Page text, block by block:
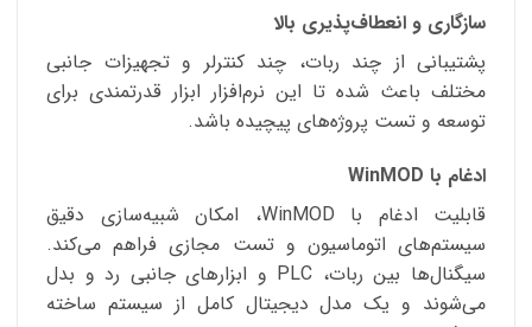
سازگاری و انعطاف‌پذیری بالا
پشتیبانی از چند ربات، چند کنترلر و تجهیزات جانبی
مختلف باعث شده تا این نرم‌افزار ابزار قدرتمندی برای
توسعه و تست پروژه‌های پیچیده باشد.
ادغام با WinMOD
قابلیت ادغام با WinMOD، امکان شبیه‌سازی دقیق
سیستم‌های اتوماسیون و تست مجازی فراهم می‌کند.
سیگنال‌ها بین ربات، PLC و ابزارهای جانبی رد و بدل
می‌شوند و یک مدل دیجیتال کامل از سیستم ساخته